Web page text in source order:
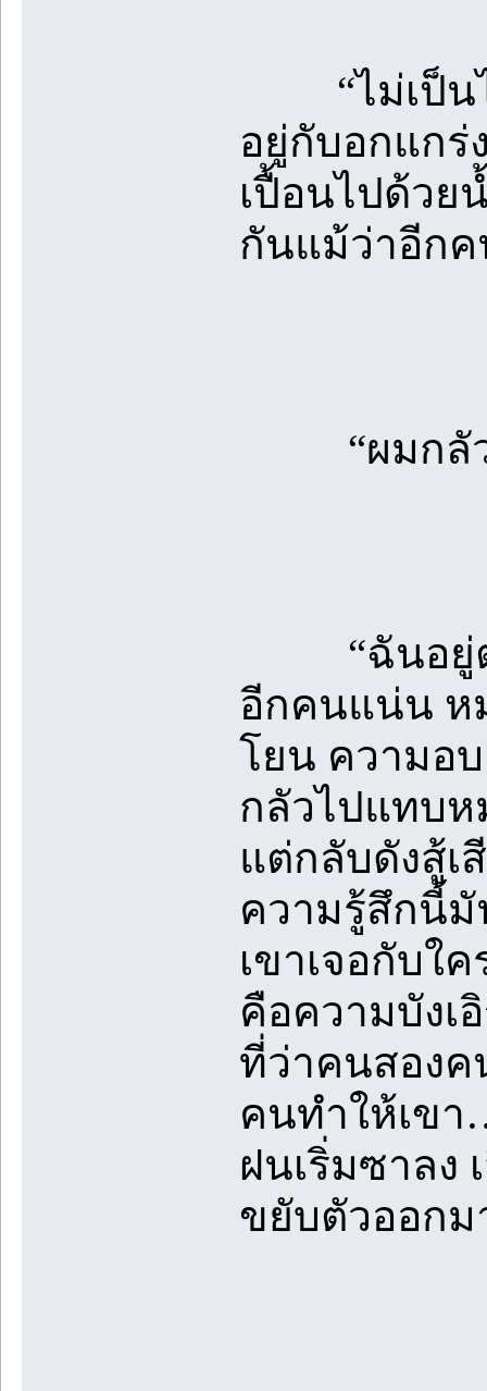
“ไม่เป็นไ
อยู่กับอกแกร่
เปื้อนไปด้วย
กันแม้ว่าอีกค
“ผมกลัว
“ฉันอยู่ตร
อีกคนแน่น ห
โยน ความอ
กลัวไปแทบห
แต่กลับดังสู้เ
ความรู้สึกนี้
เขาเจอกับใ
คือความบังเ
ที่ว่าคนสองค
คนทำให้เขา
ฝนเริ่มซาลง
ขยับตัวออกม